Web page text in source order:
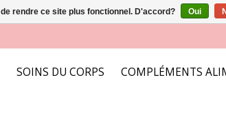
SOINS DU CORPS COMPLÉMENTS
rendre ce site plus fonctionnel. D'accord? Oui